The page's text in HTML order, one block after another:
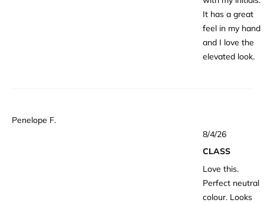
It has a great
feel in my hand
and I love the
elevated look.
Penelope F.
星
5
中
と
評
価
8/4/26
CLASS
Love this.
Perfect neutral
colour. Looks